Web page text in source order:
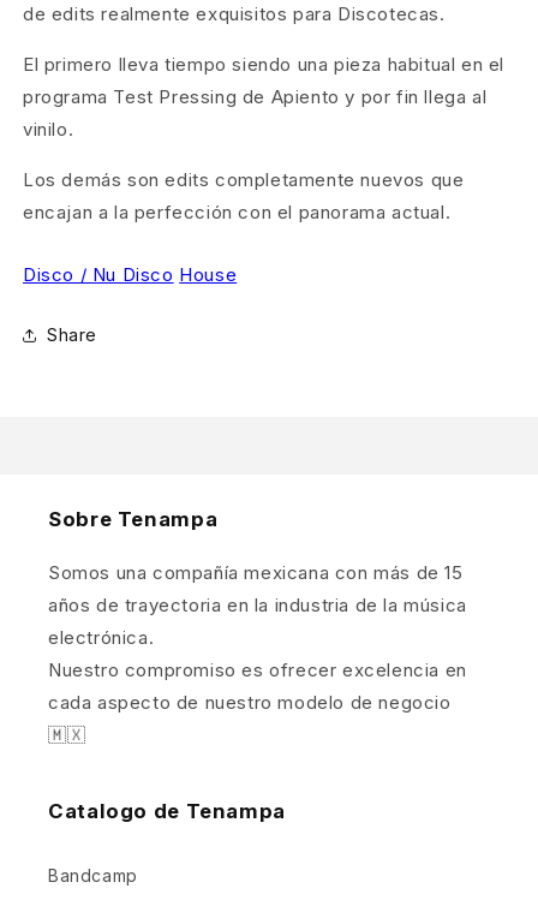
de edits realmente exquisitos para Discotecas.
El primero lleva tiempo siendo una pieza habitual en el
programa Test Pressing de Apiento y por fin llega al
vinilo.
Los demás son edits completamente nuevos que
encajan a la perfección con el panorama actual.
Disco / Nu Disco House
Share
Sobre Tenampa
Somos una compañía mexicana con más de 15
años de trayectoria en la industria de la música
electrónica.
Nuestro compromiso es ofrecer excelencia en
cada aspecto de nuestro modelo de negocio
🇲🇽
Catalogo de Tenampa
Bandcamp